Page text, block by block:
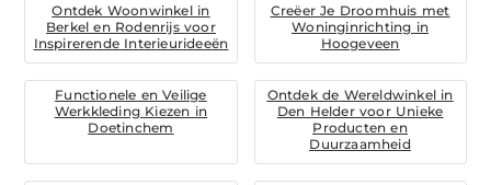
Ontdek Woonwinkel in
Berkel en Rodenrijs voor
Inspirerende Interieurideeën
Creëer Je Droomhuis met
Woninginrichting in
Hoogeveen
Functionele en Veilige
Werkkleding Kiezen in
Doetinchem
Ontdek de Wereldwinkel in
Den Helder voor Unieke
Producten en
Duurzaamheid